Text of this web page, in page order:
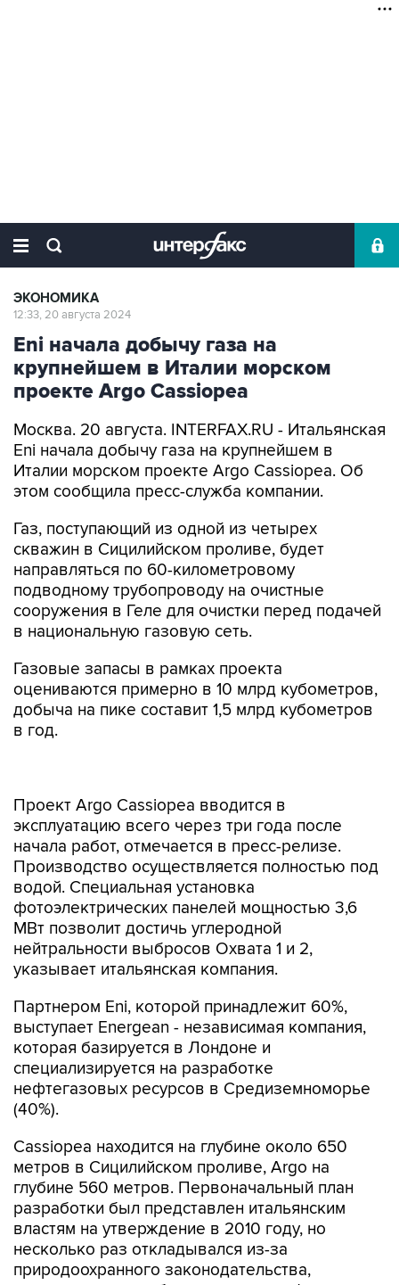
ЭКОНОМИКА
12:33, 20 августа 2024
Eni начала добычу газа на
крупнейшем в Италии морском
проекте Argo Cassiopea
Москва. 20 августа. INTERFAX.RU - Итальянская
Eni начала добычу газа на крупнейшем в
Италии морском проекте Argo Cassiopea. Об
этом сообщила пресс-служба компании.
Газ, поступающий из одной из четырех
скважин в Сицилийском проливе, будет
направляться по 60-километровому
подводному трубопроводу на очистные
сооружения в Геле для очистки перед подачей
в национальную газовую сеть.
Газовые запасы в рамках проекта
оцениваются примерно в 10 млрд кубометров,
добыча на пике составит 1,5 млрд кубометров
в год.
начала работ, отмечается в пресс-релизе.
Производство осуществляется полностью под
водой. Специальная установка
фотоэлектрических панелей мощностью 3,6
МВт позволит достичь углеродной
нейтральности выбросов Охвата 1 и 2,
указывает итальянская компания.
Партнером Eni, которой принадлежит 60%,
которая базируется в Лондоне и
специализируется на разработке
нефтегазовых ресурсов в Средиземноморье
(40%).
Cassiopea находится на глубине около 650
глубине 560 метров. Первоначальный план
разработки был представлен итальянским
властям на утверждение в 2010 году, но
несколько раз откладывался из-за
природоохранного законодательства,
многочисленных обвалов цен на нефть и
энергетического перехода.